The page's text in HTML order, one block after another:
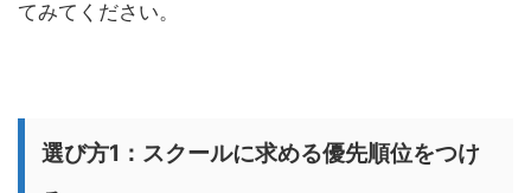
てみてください。
選び方1：スクールに求める優先順位をつけ